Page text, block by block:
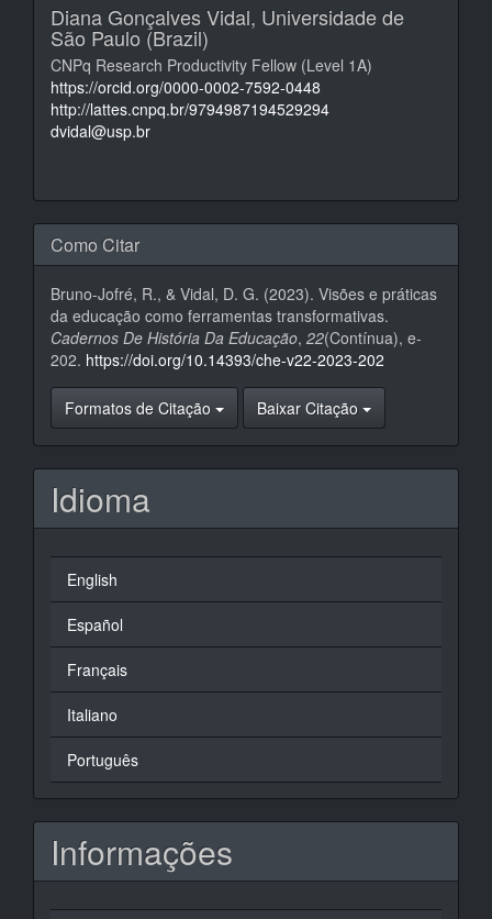
Diana Gonçalves Vidal, Universidade de
São Paulo (Brazil)
CNPq Research Productivity Fellow (Level 1A)
https://orcid.org/0000-0002-7592-0448
http://lattes.cnpq.br/9794987194529294
dvidal@usp.br
Como Citar
Bruno-Jofré, R., & Vidal, D. G. (2023). Visões e práticas
da educação como ferramentas transformativas.
Cadernos De História Da Educação, 22(Contínua), e-
202. https://doi.org/10.14393/che-v22-2023-202
Formatos de Citação Baixar Citação
Idioma
English
Español
Français
Italiano
Português
Informações